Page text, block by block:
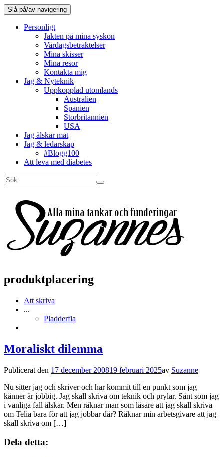
Slå på/av navigering
Personligt
Jakten på mina syskon
Vardagsbetraktelser
Mina skisser
Mina resor
Kontakta mig
Jag & Nyteknik
Uppkopplad utomlands
Australien
Spanien
Storbritannien
USA
Jag älskar mat
Jag & ledarskap
#Blogg100
Att leva med diabetes
produktplacering
Att skriva
...
Pladderfia
Moraliskt dilemma
Publicerat den 17 december 200819 februari 2025av Suzanne
Nu sitter jag och skriver och har kommit till en punkt som jag
känner är jobbig. Jag skall skriva om teknik och prylar. Sånt som jag
i vanliga fall älskar. Men räknar man som läsare att jag skall skriva
om Telia bara för att jag jobbar där? Räknar min arbetsgivare att jag
skall skriva om […]
Dela detta: